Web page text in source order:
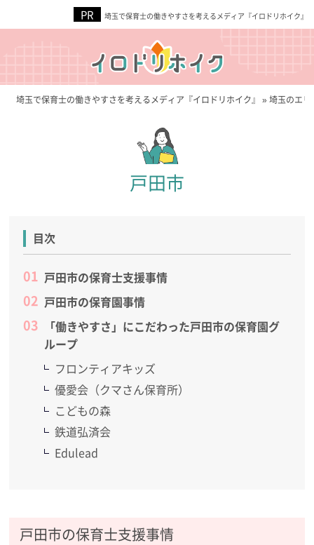
埼玉で保育士の働きやすさを考えるメディア『イロドリホイク』
埼玉で保育士の働きやすさを考えるメディア『イロドリホイク』 »埼玉のエ
戸田市
目次
戸田市の保育士支援事情
戸田市の保育園事情
「働きやすさ」にこだわった戸田市の保育園グ
ループ
フロンティアキッズ
優愛会（クマさん保育所）
こどもの森
鉄道弘済会
Edulead
戸田市の保育士支援事情